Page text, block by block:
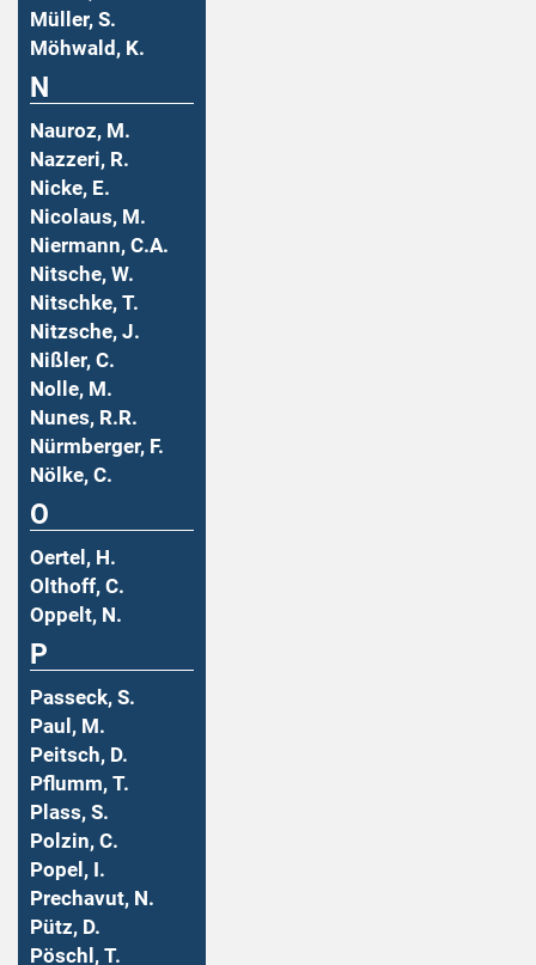
Müller, S.
Möhwald, K.
N
Nauroz, M.
Nazzeri, R.
Nicke, E.
Nicolaus, M.
Niermann, C.A.
Nitsche, W.
Nitschke, T.
Nitzsche, J.
Nißler, C.
Nolle, M.
Nunes, R.R.
Nürmberger, F.
Nölke, C.
O
Oertel, H.
Olthoff, C.
Oppelt, N.
P
Passeck, S.
Paul, M.
Peitsch, D.
Pflumm, T.
Plass, S.
Polzin, C.
Popel, I.
Prechavut, N.
Pütz, D.
Pöschl, T.